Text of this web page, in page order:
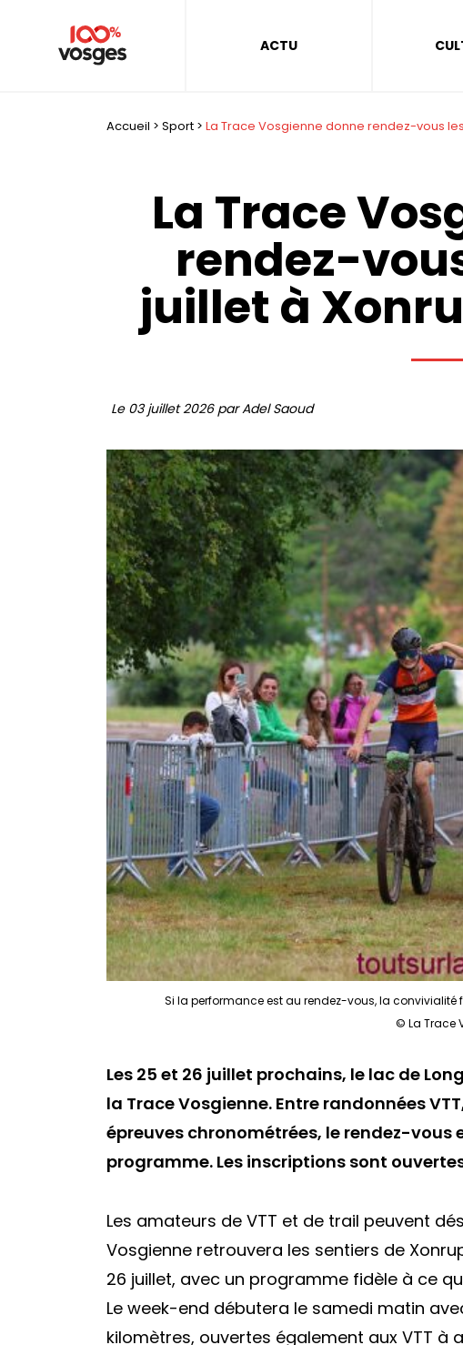
ACTU
Accueil > Sport > La Trace Vosgienne donne rendez-vous
La Trace
rendez-
juillet à
Le 03 juillet 2026 par Adel Saoud
Si la performance est au rendez-vous, la convivialité
© La Trace
Les 25 et 26 juillet prochains, le lac de
la Trace Vosgienne. Entre randonnées
épreuves chronométrées, le rendez-vous
programme. Les inscriptions sont
Les amateurs de VTT et de trail peuvent
Vosgienne retrouvera les sentiers de
26 juillet, avec un programme fidèle à ce
Le week-end débutera le samedi matin
kilomètres, ouvertes également aux VTT à